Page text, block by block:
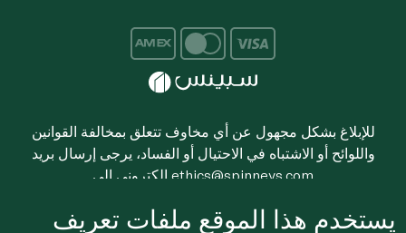
للإبلاغ بشكل مجهول عن أي مخاوف تتعلق بمخالفة القوانين
واللوائح أو الاشتباه في الاحتيال أو الفساد، يرجى إرسال بريد
ethics@spinneys.com
© 2020-2026 سبينس. كل الحقوق محفوظة
يستخدم هذا الموقع ملفات تعريف